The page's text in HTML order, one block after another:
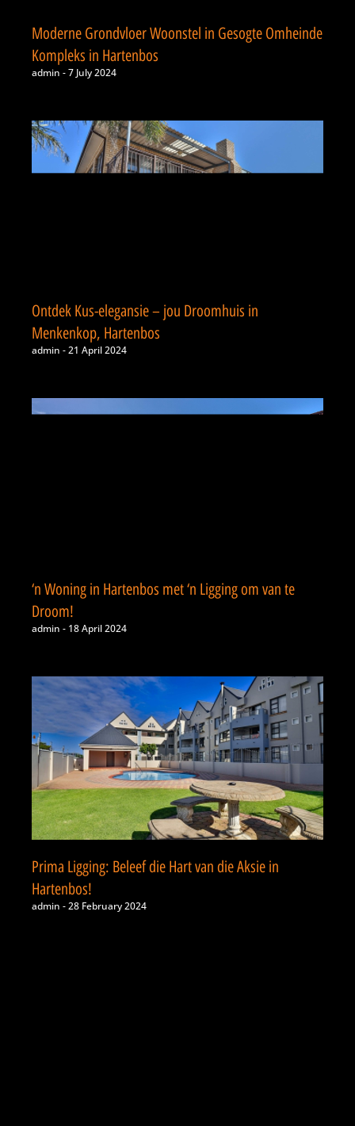
Moderne Grondvloer Woonstel in Gesogte Omheinde
Kompleks in Hartenbos
admin 7 July 2024
Ontdek Kus-elegansie – jou Droomhuis in
Menkenkop, Hartenbos
admin 21 April 2024
‘n Woning in Hartenbos met ‘n Ligging om van te
Droom!
admin 18 April 2024
Prima Ligging: Beleef die Hart van die Aksie in
Hartenbos!
admin 28 February 2024